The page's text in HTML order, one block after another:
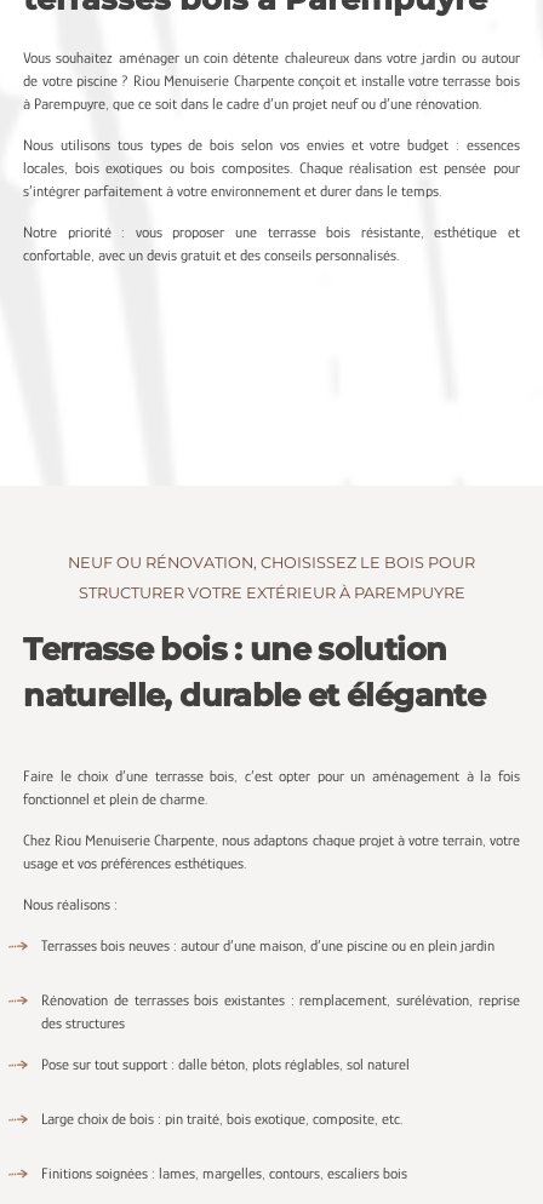
Vous souhaitez aménager un coin détente chaleureux dans votre jardin ou autour
de votre piscine ? Riou Menuiserie Charpente conçoit et installe votre terrasse bois
à Parempuyre, que ce soit dans le cadre d’un projet neuf ou d’une rénovation.
Nous utilisons tous types de bois selon vos envies et votre budget : essences
locales, bois exotiques ou bois composites. Chaque réalisation est pensée pour
s’intégrer parfaitement à votre environnement et durer dans le temps.
Notre priorité : vous proposer une terrasse bois résistante, esthétique et
confortable, avec un devis gratuit et des conseils personnalisés.
NEUF OU RÉNOVATION, CHOISISSEZ LE BOIS POUR
STRUCTURER VOTRE EXTÉRIEUR À PAREMPUYRE
Terrasse bois : une solution
naturelle, durable et élégante
Faire le choix d’une terrasse bois, c’est opter pour un aménagement à la fois
fonctionnel et plein de charme.
Chez Riou Menuiserie Charpente, nous adaptons chaque projet à votre terrain, votre
usage et vos préférences esthétiques.
Nous réalisons :
Terrasses bois neuves : autour d’une maison, d’une piscine ou en plein jardin
Rénovation de terrasses bois existantes : remplacement, surélévation, reprise
des structures
Pose sur tout support : dalle béton, plots réglables, sol naturel
Large choix de bois : pin traité, bois exotique, composite, etc.
Finitions soignées : lames, margelles, contours, escaliers bois